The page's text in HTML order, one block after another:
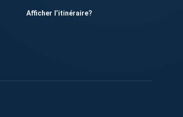
Afficher l’itinéraire?